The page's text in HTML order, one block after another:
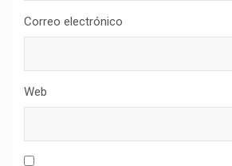
Correo electrónico
Web